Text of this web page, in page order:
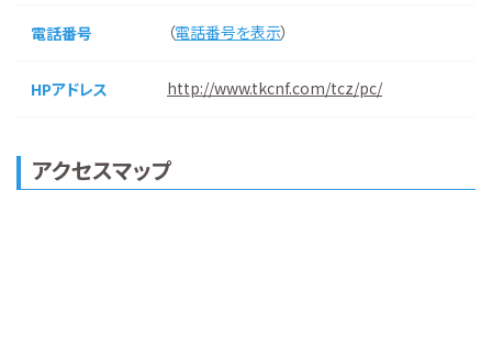
電話番号 （電話番号を表示）
HPアドレス http://www.tkcnf.com/tcz/pc/
アクセスマップ